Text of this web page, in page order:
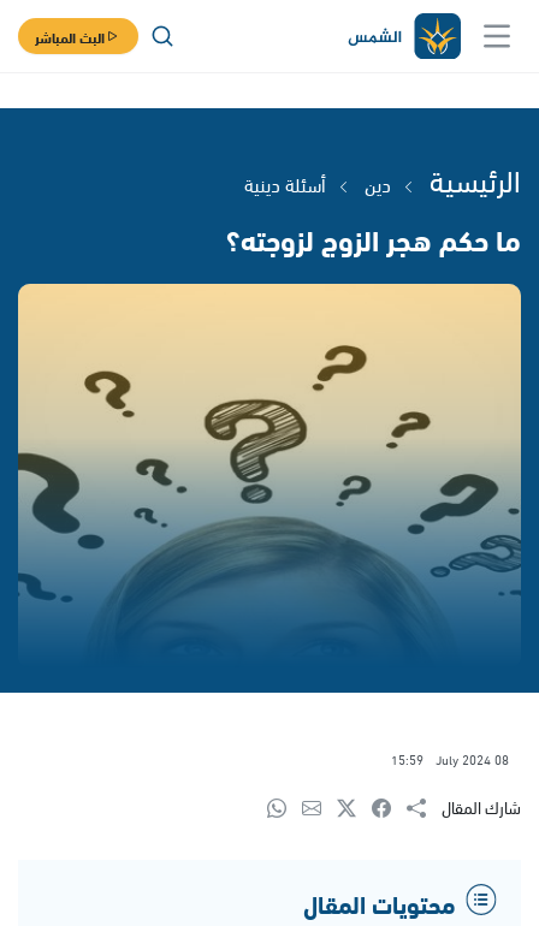
البث المباشر
الرئيسية دين أسئلة دينية
ما حكم هجر الزوج لزوجته؟
08 July 2024
15:59
شارك المقال
محتويات المقال